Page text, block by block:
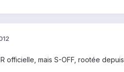
officielle, mais S-OFF, rootée